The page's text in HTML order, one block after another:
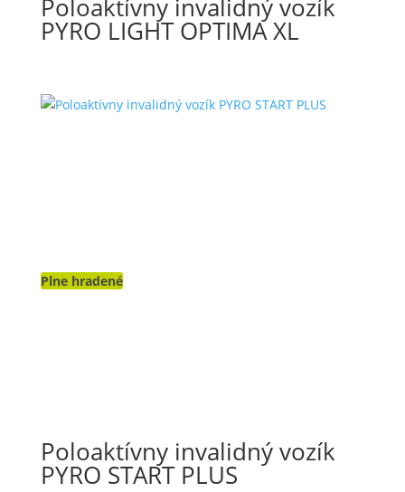
Poloaktívny invalidný vozík
PYRO LIGHT OPTIMA XL
Plne hradené
Poloaktívny invalidný vozík
PYRO START PLUS